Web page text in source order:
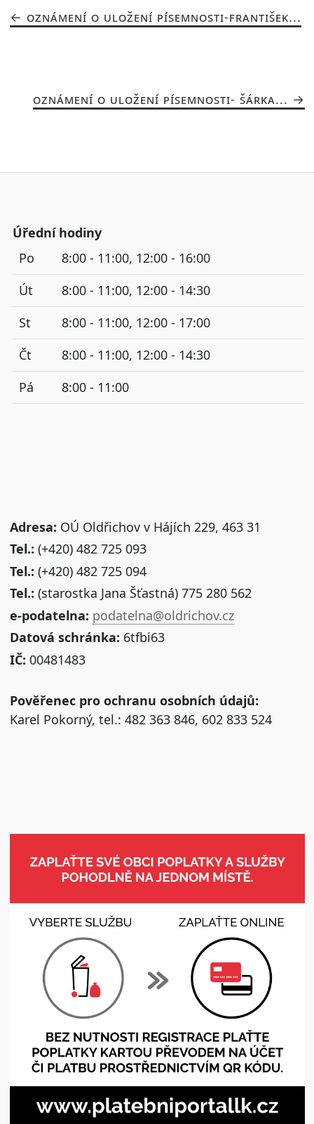
OZNÁMENÍ O ULOŽENÍ PÍSEMNOSTI-FRANTIŠEK...
OZNÁMENÍ O ULOŽENÍ PÍSEMNOSTI- ŠÁRKA...
Úřední hodiny
Po
8:00 - 11:00, 12:00 - 16:00
Út
8:00 - 11:00, 12:00 - 14:30
St
8:00 - 11:00, 12:00 - 17:00
Čt
8:00 - 11:00, 12:00 - 14:30
Pá
8:00 - 11:00
Adresa: OÚ Oldřichov v Hájích 229, 463 31
Tel.: (+420) 482 725 093
Tel.: (+420) 482 725 094
Tel.: (starostka Jana Šťastná) 775 280 562
e-podatelna: podatelna@oldrichov.cz
Datová schránka: 6tfbi63
IČ: 00481483
Pověřenec pro ochranu osobních údajů:
Karel Pokorný, tel.: 482 363 846, 602 833 524